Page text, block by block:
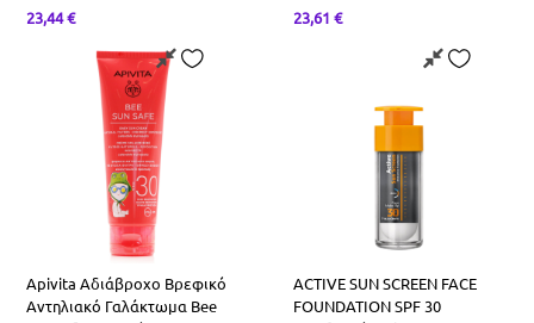
23,44€
23,61 €
Apivita Αδιάβροχο Βρεφικό
Αντηλιακό Γαλάκτωμα Bee
ACTIVE SUN SCREEN FACE
FOUNDATION SPF 30